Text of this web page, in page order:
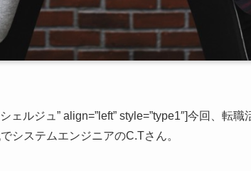
ェルジュ” align=”left” style=”type1″]今回、転
システムエンジニアのC.Tさん。